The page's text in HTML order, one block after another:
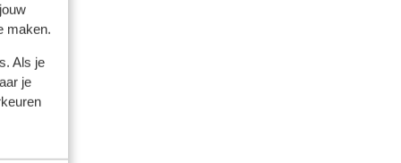
maken.
Als je
je